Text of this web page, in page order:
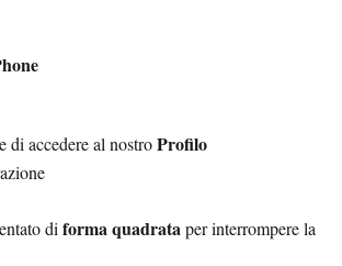
di accedere al nostroProfilo
di forma quadrata per interrompere la